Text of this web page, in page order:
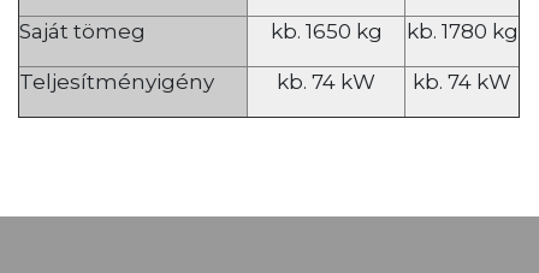
Saját tömeg kb. 1650 kg kb. 1780 kg
Teljesítményigény kb. 74 kW kb. 74 kW